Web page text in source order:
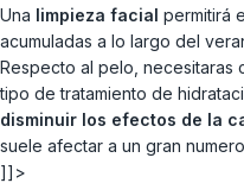
Una limpieza facial permitirá
acumuladas a lo largo del
Respecto al pelo, necesitaras
tipo de tratamiento de
disminuir los efectos de la
suele afectar a un gran
]]>